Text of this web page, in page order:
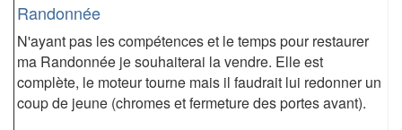
Randonnée
N'ayant pas les compétences et le temps pour restaurer
ma Randonnée je souhaiterai la vendre. Elle est
complète, le moteur tourne mais il faudrait lui redonner un
coup de jeune (chromes et fermeture des portes avant).